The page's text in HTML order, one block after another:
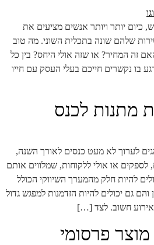
כיום יותר ויותר אנשים מציעים את
שלהם שונה בתכלית השוני. מה טוב
זה המחיר? או שזה אולי היחס? בין כל
בו נקשרים חייכם בעלי העסק עם חייו
מתנות לכנס
לערוך לא מעט כנסים לאורך השנה,
או אולי ללקוחות, שמלווים אותם
להיות חלק מהמערך השיווקי הכולל
גם יכולים להיות הזדמנות למפגש גדול
חשוב. לצד […]
פרסומי